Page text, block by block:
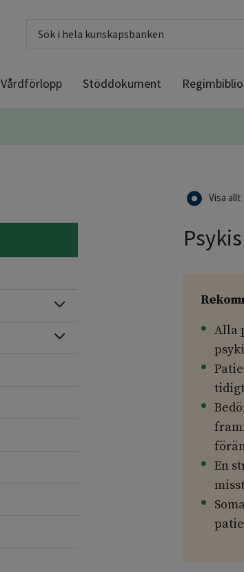
Vårdförlopp Stöddokument
Visa allt
Alla
En